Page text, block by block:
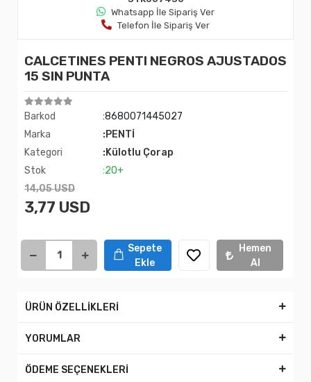
Whatsapp İle Sipariş Ver
Telefon İle Sipariş Ver
CALCETINES PENTI NEGROS AJUSTADOS
15 SIN PUNTA
Barkod
:8680071445027
Marka
:PENTİ
Kategori
:Külotlu Çorap
Stok
:20+
14,05 USD
3,77 USD
Sepete
Ekle
Hemen
Al
ÜRÜN ÖZELLİKLERİ
YORUMLAR
ÖDEME SEÇENEKLERİ